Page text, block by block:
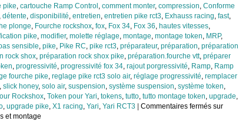
pike, cartouche Ramp Control , comment monter, compression, Conforme
, détente, disponibilité, entretien, entretien pike rct3, Exhauss racing, fast,
plonge, Fourche rockshox, fox, Fox 34, Fox 36, hautes vitesses,
pike, modifier, molette réglage, montage, montage token, MRP,
sensible, pike, Pike RC, pike rct3, préparateur, préparation, préparation
rock shox, préparation rock shox pike, préparation.fourche vtt, préparer
, progressivité, progressivité fox 34, rajout porgressivité, Ramp, Ramp
fourche pike, reglage pike rct3 solo air, réglage progressivité, remplacer
, slick honey, solo air, suspension, système suspension, système token,
Rockshox, Token pour Yari, tokens, tutto, tutto montage token, upgrade,
, upgrade pike, X1 racing, Yari, Yari RCT3 Commentaires fermés sur
et montage